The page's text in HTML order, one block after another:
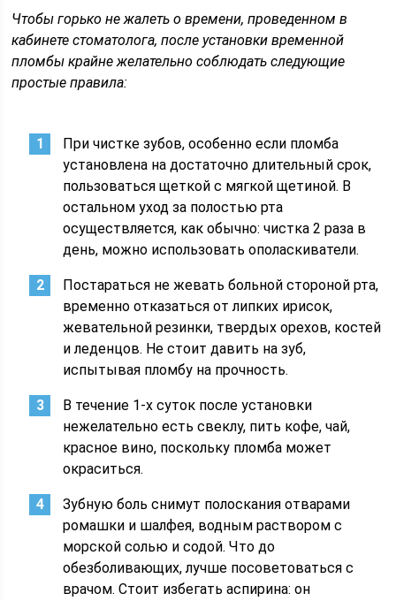
Чтобы горько не жалеть о времени, проведенном в
кабинете стоматолога, после установки временной
пломбы крайне желательно соблюдать следующие
простые правила:
При чистке зубов, особенно если пломба
установлена на достаточно длительный срок,
пользоваться щеткой с мягкой щетиной. В
остальном уход за полостью рта
осуществляется, как обычно: чистка 2 раза в
день, можно использовать ополаскиватели.
Постараться не жевать больной стороной рта,
временно отказаться от липких ирисок,
жевательной резинки, твердых орехов, костей
и леденцов. Не стоит давить на зуб,
испытывая пломбу на прочность.
В течение 1-х суток после установки
нежелательно есть свеклу, пить кофе, чай,
красное вино, поскольку пломба может
окраситься.
Зубную боль снимут полоскания отварами
ромашки и шалфея, водным раствором с
морской солью и содой. Что до
обезболивающих, лучше посоветоваться с
врачом. Стоит избегать аспирина: он